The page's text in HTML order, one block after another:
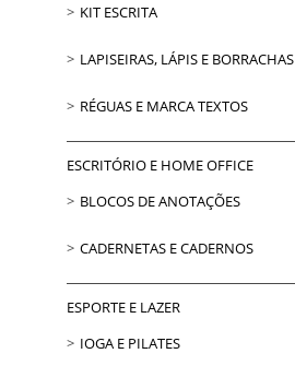
KIT ESCRITA
LAPISEIRAS, LÁPIS E BORRACHAS
RÉGUAS E MARCA TEXTOS
ESCRITÓRIO E HOME OFFICE
BLOCOS DE ANOTAÇÕES
CADERNETAS E CADERNOS
ESPORTE E LAZER
IOGA E PILATES